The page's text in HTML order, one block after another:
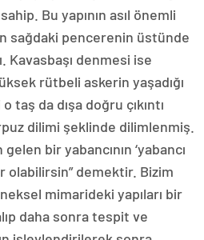
Bu yapının asıl önemli
sağdaki pencerenin üstünde
Kavasbaşı denmesi ise
rütbeli askerin yaşadığı
da dışa doğru çıkıntı
dilimi şeklinde dilimlenmiş.
bir yabancının ‘yabancı
olabilirsin” demektir. Bizim
mimarideki yapıları bir
daha sonra tespit ve